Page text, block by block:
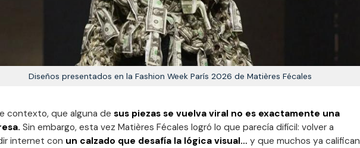
Diseños presentados en la Fashion Week París 2026 de Matières Fécales
contexto, que alguna de sus piezas se vuelva viral no es exactamente una
Sin embargo, esta vez Matières Fécales logró lo que parecía difícil: volver a
internet con un calzado que desafía la lógica visual… y que muchos ya califican